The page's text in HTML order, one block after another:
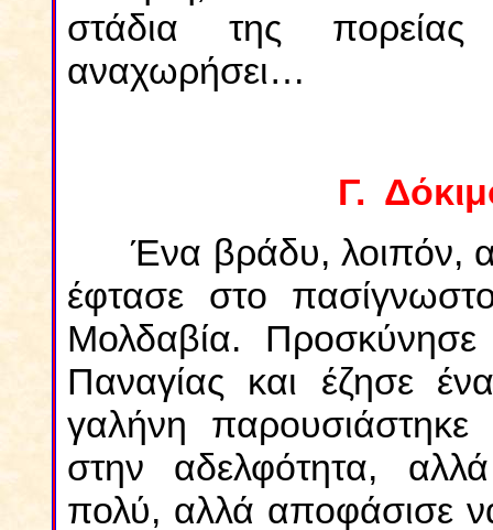
στάδια της
αναχωρήσει…
Γ.
Ένα βράδυ, λοιπόν,
έφτασε στο
Μολδαβία.
Παναγίας και έζησε
γαλήνη
στην αδελφότητα,
πολύ, αλλά αποφάσισε